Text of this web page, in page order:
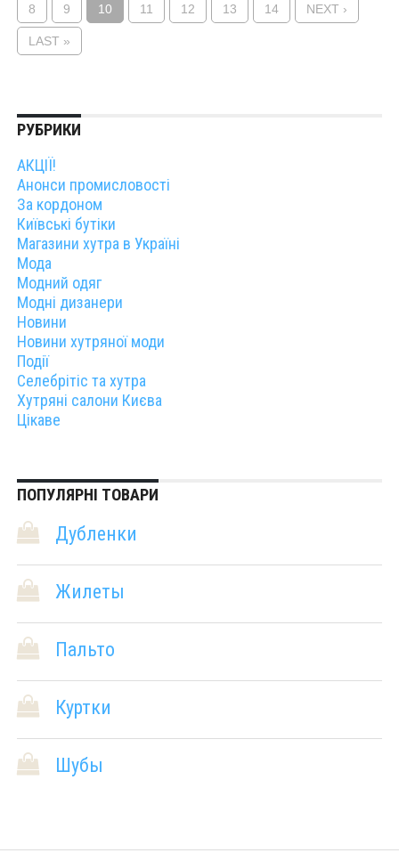
8 9 10 11 12 13 14 NEXT ›
LAST »
РУБРИКИ
АКЦІЇ!
Анонси промисловості
За кордоном
Київські бутіки
Магазини хутра в Україні
Мода
Модний одяг
Модні дизанери
Новини
Новини хутряної моди
Події
Селебрітіс та хутра
Хутряні салони Києва
Цікаве
ПОПУЛЯРНІ ТОВАРИ
Дубленки
Жилеты
Пальто
Куртки
Шубы